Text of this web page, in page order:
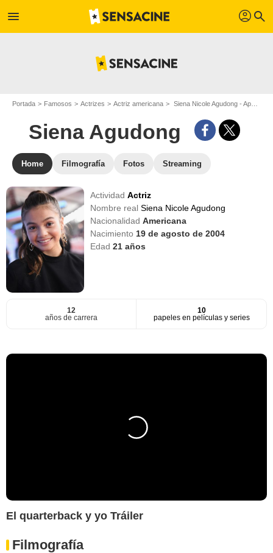
menu profil search
Portada Famosos Actrizes Actriz americana Siena Nicole Agudong - Apodo : Siena Agudong
Siena Agudong
Home Filmografía Fotos Streaming
ActividadActriz
Nombre realSiena Nicole Agudong
NacionalidadAmericana
Nacimiento 19 de agosto de 2004
Edad21 años
12
años de carrera
10
papeles en películas y series
El quarterback y yo Tráiler
Filmografía